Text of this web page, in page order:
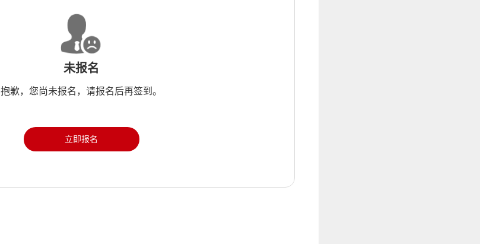
未报名
抱歉，您尚未报名，请报名后再签到。
立即报名